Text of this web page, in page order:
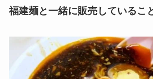
福建麺と一緒に販売しているこ